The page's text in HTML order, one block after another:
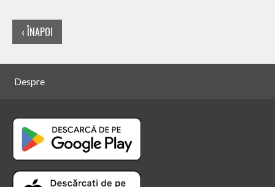
‹ ÎNAPOI
Despre